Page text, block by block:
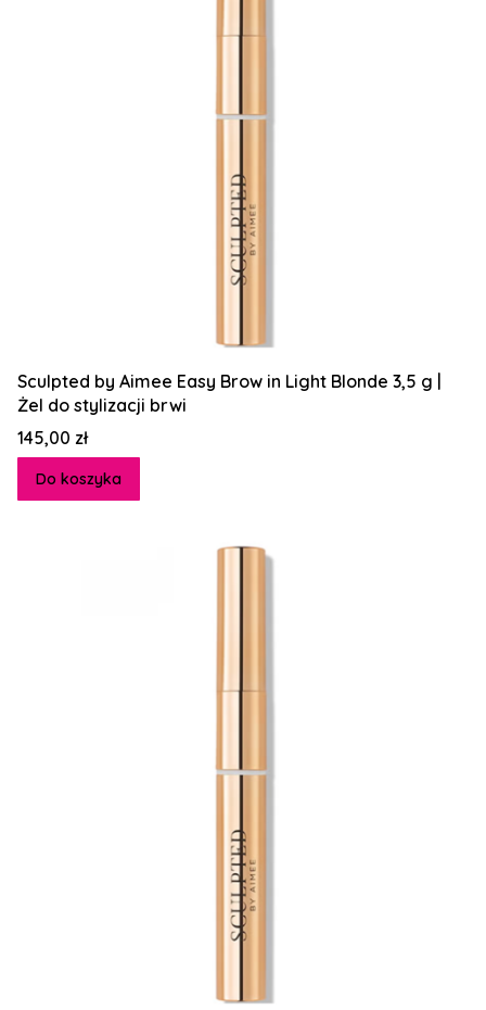
Sculpted by Aimee Easy Brow in Light Blonde 3,5 g |
Żel do stylizacji brwi
Cena
145,00 zł
Do koszyka